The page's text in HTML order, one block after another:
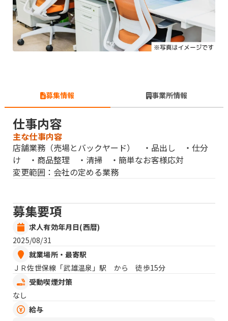
募集情報 事業所情報
仕事内容
主な仕事内容
店舗業務（売場とバックヤード） ・品出し ・仕分
け ・商品整理 ・清掃 ・簡単なお客様応対
変更範囲：会社の定める業務
募集要項
求人有効年月日(西暦)
2025/08/31
就業場所・最寄駅
ＪＲ佐世保線「武雄温泉」駅 から 徒歩15分
受動喫煙対策
なし
給与